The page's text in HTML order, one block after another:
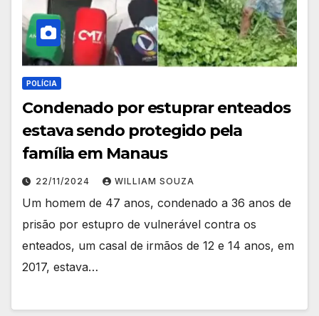
POLÍCIA
Condenado por estuprar enteados
estava sendo protegido pela
família em Manaus
22/11/2024 WILLIAM SOUZA
Um homem de 47 anos, condenado a 36 anos de
prisão por estupro de vulnerável contra os
enteados, um casal de irmãos de 12 e 14 anos, em
2017, estava…